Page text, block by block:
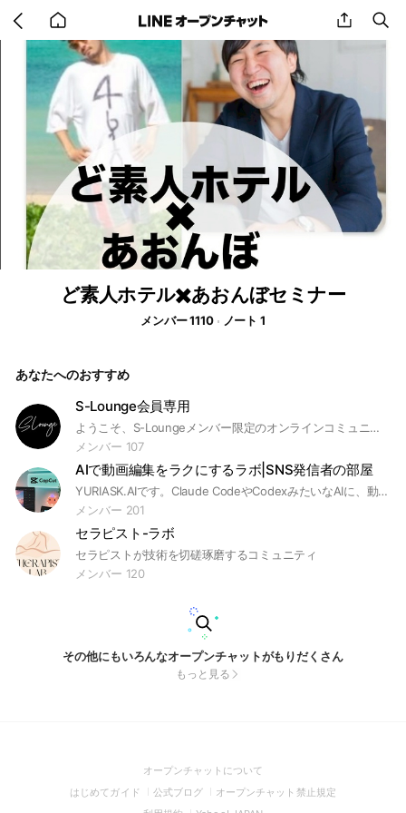
back
to
home
share
ど素人ホテル✖️あおんぼセミナー
メンバー 1110 ノート 1
あなたへのおすすめ
S-Lounge会員専用
ようこそ、S-Loungeメンバー限定のオンラインコミュニティへ。 このグループは、S-Loungeの会員同士がオンライン上でも繋がり、 交流・相談・情報共有ができる場として運用しています。 日々の気づき、イベント情報、ビジネスのアイデアなど、 自由に発信・コメントしてお楽しみください。 ◾️参加条件 ・現S-Lounge会員であること ・参加名は「実名＋サービス名 or 社名」で設定してください（例：山田太郎@YamadaConsulting） ◾️ルール ・誹謗中傷・宣伝のみの投稿は禁止 ・他の会員へのリスペクトを忘れずに ・オフラインイベントの情報なども随時共有予定
メンバー 107
AIで動画編集をラクにするラボ|SNS発信者の部屋
YURIASK.AIです。Claude CodeやCodexみたいなAIに、動画づくりの面倒な作業をどこまで任せられるか検証してます。カット・字幕・テロップ・効果音…手作業でやってたことを、コードなしで仕組み化する話が中心です。 (たとえばCapCutでも、同じような使い方ができます) Threadsに書ききれない中身や手順は、ここで優先的にお伝えします。まとめ資料もここ限定で配布予定！
メンバー 201
セラピスト-ラボ
セラピストが技術を切磋琢磨するコミュニティ
メンバー 120
その他にもいろんなオープンチャットがもりだくさん
もっと見る
オープンチャットについて
in
はじめてガイド
(Open
in
公式ブログ
(Open
in
オープンチャット禁止規定(Open